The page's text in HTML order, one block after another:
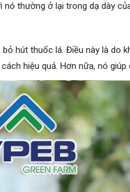
thường ở lại trong dạ dày
hút thuốc lá. Điều này là do
hiệu quả. Hơn nữa, nó